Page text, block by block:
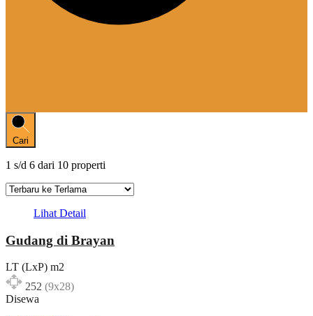
Cari
1 s/d 6 dari 10 properti
Lihat Detail
Gudang di Brayan
LT (LxP) m2
252 (9x28)
Disewa